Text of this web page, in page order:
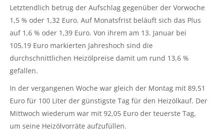
Letztendlich betrug der Aufschlag gegenüber der Vorwoche
1,5 % oder 1,32 Euro. Auf Monatsfrist beläuft sich das Plus
auf 1,6 % oder 1,39 Euro. Von ihrem am 13. Januar bei
105,19 Euro markierten Jahreshoch sind die
durchschnittlichen Heizölpreise damit um rund 13,6 %
gefallen.
In der vergangenen Woche war gleich der Montag mit 89,51
Euro für 100 Liter der günstigste Tag für den Heizölkauf. Der
Mittwoch wiederum war mit 92,05 Euro der teuerste Tag,
um seine Heizölvorräte aufzufüllen.